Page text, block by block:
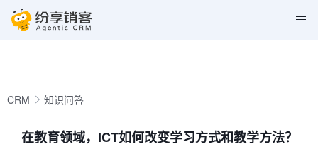
CRM 知识问答
在教育领域，ICT如何改变学习方式和教学方法？